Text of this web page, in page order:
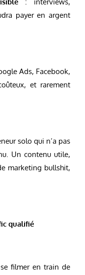
payer en argent
Ads, Facebook,
et rarement
solo qui n’a pas
Un contenu utile,
marketing bullshit,
qualifié
filmer en train de